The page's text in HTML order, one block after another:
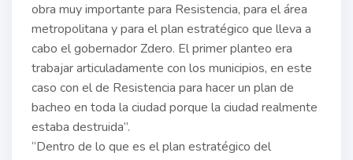
obra muy importante para Resistencia, para el área
metropolitana y para el plan estratégico que lleva a
cabo el gobernador Zdero. El primer planteo era
trabajar articuladamente con los municipios, en este
caso con el de Resistencia para hacer un plan de
bacheo en toda la ciudad porque la ciudad realmente
estaba destruida”.
“Dentro de lo que es el plan estratégico del